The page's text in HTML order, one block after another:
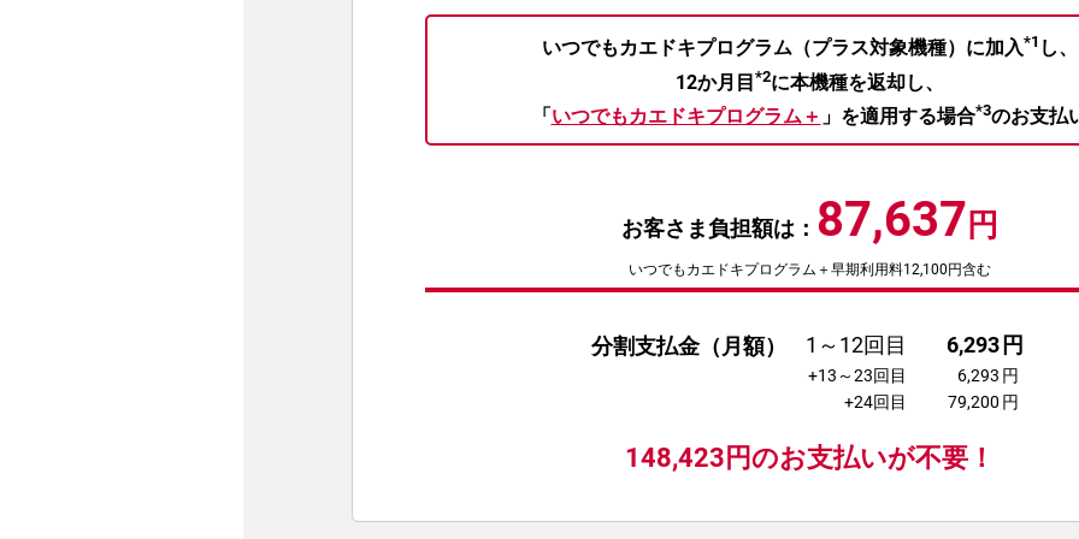
いつでもカエドキプログラム（プラス対象機種）に加入*1 し、
12か月目*2に本機種を返却し、
「 いつでもカエドキプログラム＋ 」を適用する場合*3のお支払
お客さま負担額は： 87,637 円
いつでもカエドキプログラム＋早期利用料12,100円含む
分割支払金（月額） 1～12回目 6,293 円
+13～23回目 6,293 円
+24回目
79,200 円
148,423 円のお支払いが不要！